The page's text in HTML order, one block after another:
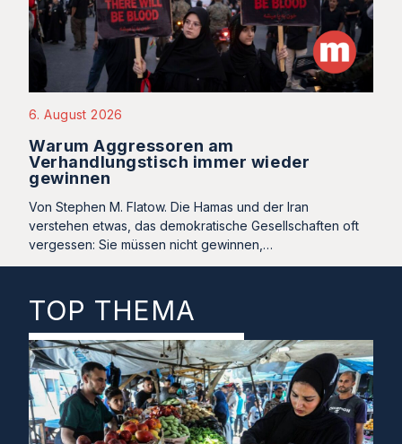
6. August 2026
Warum Aggressoren am
Verhandlungstisch immer wieder
gewinnen
Von Stephen M. Flatow. Die Hamas und der Iran
verstehen etwas, das demokratische Gesellschaften oft
vergessen: Sie müssen nicht gewinnen,…
TOP THEMA